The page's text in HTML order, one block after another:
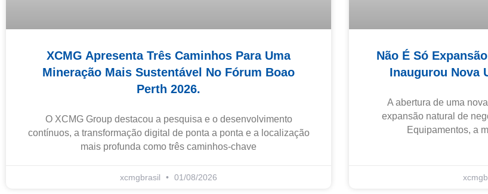
XCMG Apresenta Três Caminhos Para Uma
Mineração Mais Sustentável No Fórum Boao
Perth 2026.
O XCMG Group destacou a pesquisa e o desenvolvimento
contínuos, a transformação digital de ponta a ponta e a localização
mais profunda como três caminhos-chave
xcmgbrasil 01/08/2026
Não É Só
Inaugurou Nova
A abertura de uma
expansão natural de
Equipamentos, a